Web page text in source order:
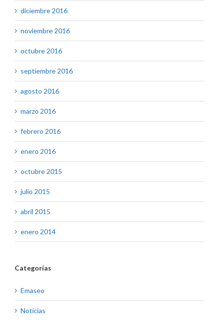
diciembre 2016
noviembre 2016
octubre 2016
septiembre 2016
agosto 2016
marzo 2016
febrero 2016
enero 2016
octubre 2015
julio 2015
abril 2015
enero 2014
Categorías
Emaseo
Noticias